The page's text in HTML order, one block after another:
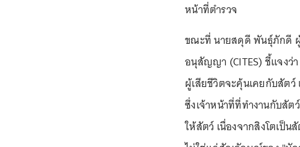
หน้าที่ตำรวจ
ขณะที่ นายสดุดี พันธุ์ภักดี
อนุสัญญา (CITES) ชี้แจงว่
ผู้เสียชีวิตจะคุ้นเคยกับสั
ซึ่งเจ้าหน้าที่ที่ทำงานกับสั
ให้สัตว์ เนื่องจากสิงโตเป็